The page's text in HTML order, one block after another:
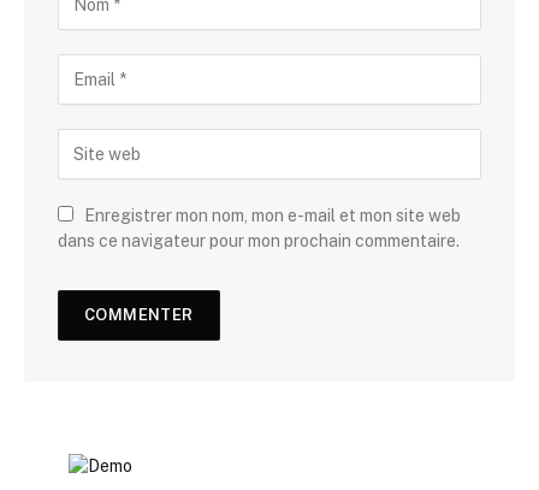
Enregistrer mon nom, mon e-mail et mon site web
dans ce navigateur pour mon prochain commentaire.